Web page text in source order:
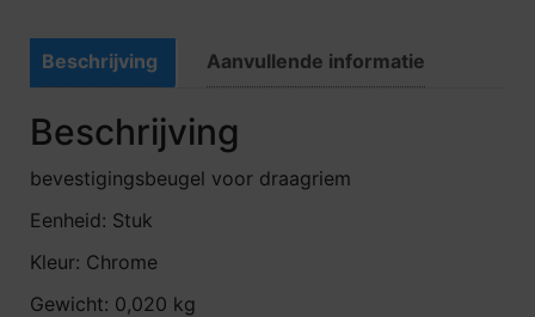
Beschrijving Aanvullende informatie
Beschrijving
bevestigingsbeugel voor draagriem
Eenheid: Stuk
Kleur: Chrome
Gewicht: 0,020 kg